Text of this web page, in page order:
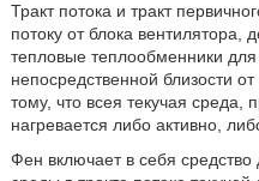
Тракт потока и тракт
потоку от блока вентилятора,
тепловые теплообменники для
непосредственной близости
тому, что всея текучая среда,
нагревается либо активно,
Фен включает в себя средство